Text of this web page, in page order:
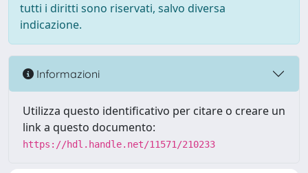
tutti i diritti sono riservati, salvo diversa
indicazione.
Informazioni
Utilizza questo identificativo per citare o creare un
link a questo documento:
https://hdl.handle.net/11571/210233